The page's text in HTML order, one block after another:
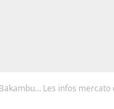
Les infos mercato